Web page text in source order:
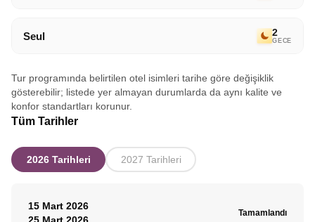
Seul 2
GECE
Tur programında belirtilen otel isimleri tarihe göre değişiklik
gösterebilir; listede yer almayan durumlarda da aynı kalite ve
konfor standartları korunur.
Tüm Tarihler
2026 Tarihleri 2027 Tarihleri
15 Mart 2026
Tamamlandı